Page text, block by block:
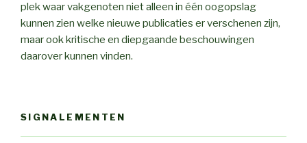
plek waar vakgenoten niet alleen in één oogopslag
kunnen zien welke nieuwe publicaties er verschenen zijn,
maar ook kritische en diepgaande beschouwingen
daarover kunnen vinden.
SIGNALEMENTEN